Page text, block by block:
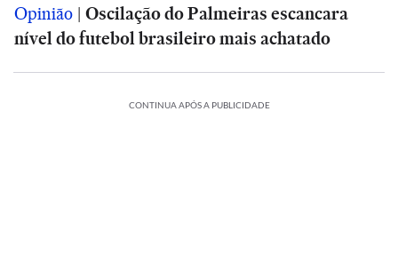
Opinião | Oscilação do Palmeiras escancara
nível do futebol brasileiro mais achatado
CONTINUA APÓS A PUBLICIDADE